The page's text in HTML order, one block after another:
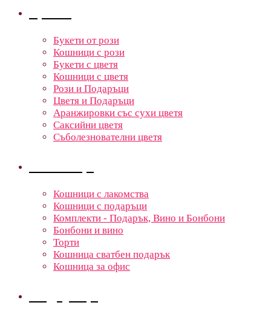
Букети от рози
Кошници с рози
Букети с цветя
Кошници с цветя
Рози и Подаръци
Цветя и Подаръци
Аранжировки със сухи цветя
Саксийни цветя
Съболезнователни цветя
Кошници с лакомства
Кошници с подаръци
Комплекти - Подарък, Вино и Бонбони
Бонбони и вино
Торти
Кошница сватбен подарък
Кошница за офис